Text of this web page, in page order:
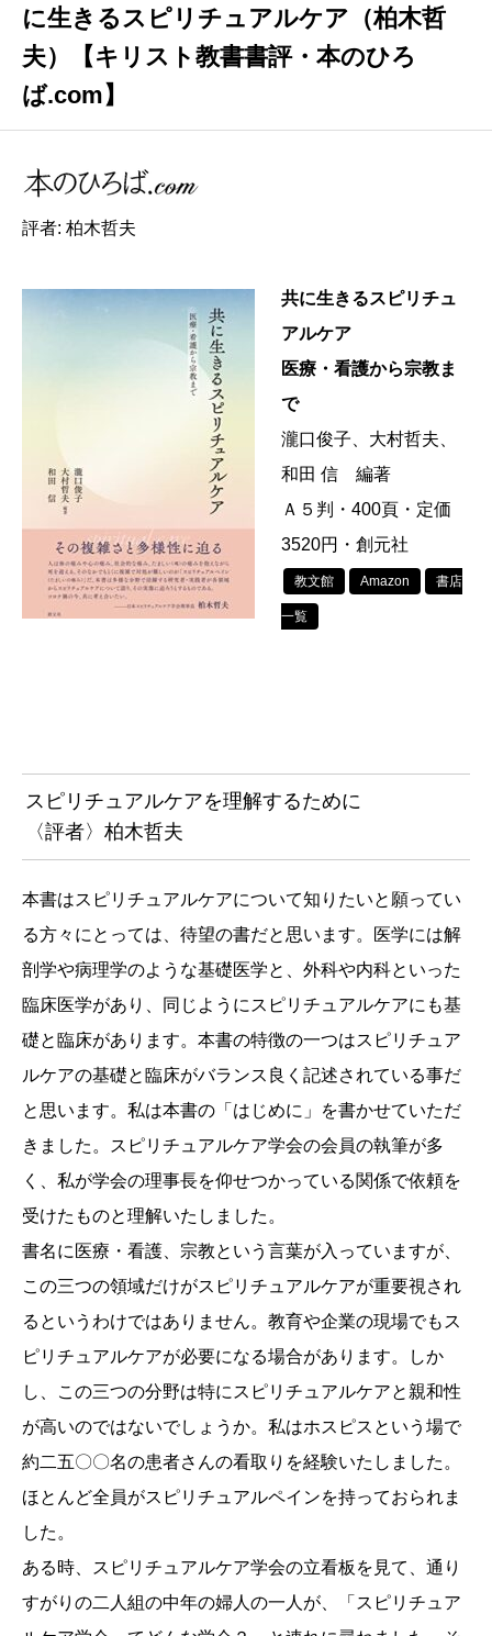
に生きるスピリチュアルケア（柏木哲
夫）【キリスト教書書評・本のひろ
ば.com】
評者: 柏木哲夫
共に生きるスピリチュ
アルケア
医療・看護から宗教ま
で
瀧口俊子、大村哲夫、
和田 信 編著
Ａ５判・400頁・定価
3520円・創元社
教文館 Amazon 書店
一覧
スピリチュアルケアを理解するために
〈評者〉柏木哲夫
本書はスピリチュアルケアについて知りたいと願ってい
る方々にとっては、待望の書だと思います。医学には解
剖学や病理学のような基礎医学と、外科や内科といった
臨床医学があり、同じようにスピリチュアルケアにも基
礎と臨床があります。本書の特徴の一つはスピリチュア
ルケアの基礎と臨床がバランス良く記述されている事だ
と思います。私は本書の「はじめに」を書かせていただ
きました。スピリチュアルケア学会の会員の執筆が多
く、私が学会の理事長を仰せつかっている関係で依頼を
受けたものと理解いたしました。
書名に医療・看護、宗教という言葉が入っていますが、
この三つの領域だけがスピリチュアルケアが重要視され
るというわけではありません。教育や企業の現場でもス
ピリチュアルケアが必要になる場合があります。しか
し、この三つの分野は特にスピリチュアルケアと親和性
が高いのではないでしょうか。私はホスピスという場で
約二五〇〇名の患者さんの看取りを経験いたしました。
ほとんど全員がスピリチュアルペインを持っておられま
した。
ある時、スピリチュアルケア学会の立看板を見て、通り
すがりの二人組の中年の婦人の一人が、「スピリチュア